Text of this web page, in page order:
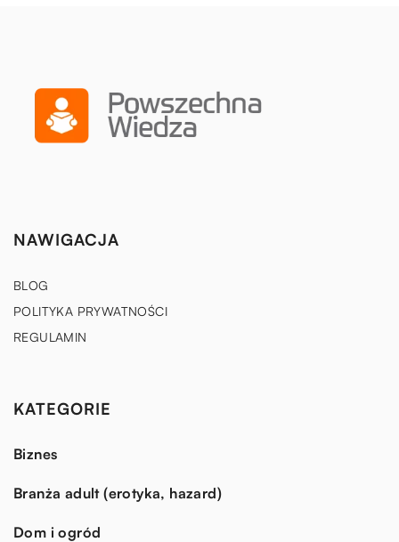
NAWIGACJA
BLOG
POLITYKA PRYWATNOŚCI
REGULAMIN
KATEGORIE
Biznes
Branża adult (erotyka, hazard)
Dom i ogród